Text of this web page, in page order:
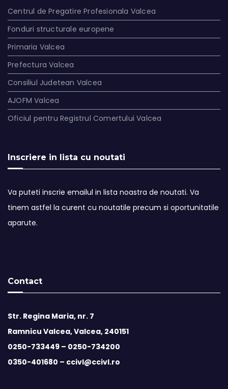
Centrul de Pregatire Profesionala Valcea
Fonduri structurale europene
Primaria Valcea
Prefectura Valcea
Consiliul Judetean Valcea
AJOFM Valcea
Oficiul pentru Registrul Comertului Valcea
Inscriere in lista cu noutati
Va puteti inscrie emailul in lista noastra de noutati. Va
tinem astfel la curent cu noutatile precum si oportunitatile
aparute.
Contact
Str. Regina Maria, nr. 7
Ramnicu Valcea, Valcea, 240151
0250-733449 – 0250-734200
0350-401680 – ccivl@ccivl.ro